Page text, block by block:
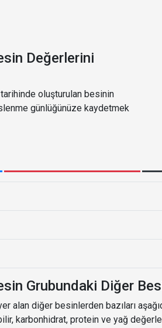
Değerlerini
oluşturulan besinin
günlüğünüze kaydetmek
Grubundaki Diğer
alan diğer besinlerden bazıları
karbonhidrat, protein ve yağ